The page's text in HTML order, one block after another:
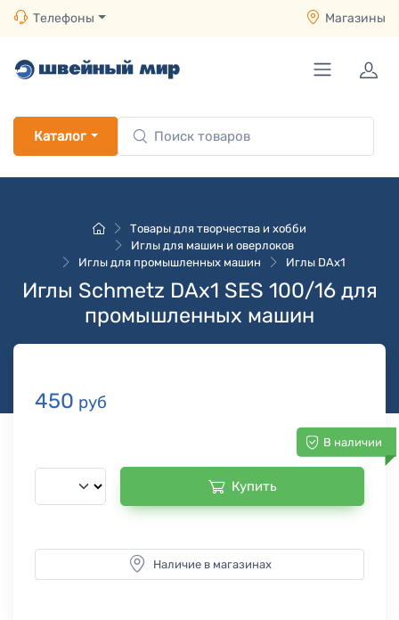
Телефоны Магазины
Каталог
Товары для творчества и хобби
Иглы для машин и оверлоков
Иглы для промышленных машин
Иглы DAх1
Иглы Schmetz DAx1 SES 100/16 для
промышленных машин
450 руб
В наличии
Купить
Наличие в магазинах